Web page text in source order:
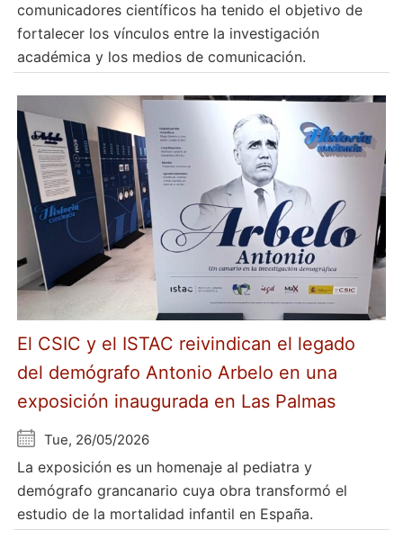
comunicadores científicos ha tenido el objetivo de
fortalecer los vínculos entre la investigación
académica y los medios de comunicación.
El CSIC y el ISTAC reivindican el legado
del demógrafo Antonio Arbelo en una
exposición inaugurada en Las Palmas
Tue, 26/05/2026
La exposición es un homenaje al pediatra y
demógrafo grancanario cuya obra transformó el
estudio de la mortalidad infantil en España.